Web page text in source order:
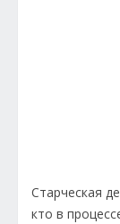
Старческая
кто в